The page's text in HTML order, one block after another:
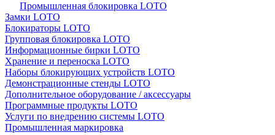
Промышленная блокировка LOTO
Замки LOTO
Блокираторы LOTO
Групповая блокировка LOTO
Информационные бирки LOTO
Хранение и переноска LOTO
Наборы блокирующих устройств LOTO
Демонстрационные стенды LOTO
Дополнительное оборудование / аксессуары
Программные продукты LOTO
Услуги по внедрению системы LOTO
Промышленная маркировка